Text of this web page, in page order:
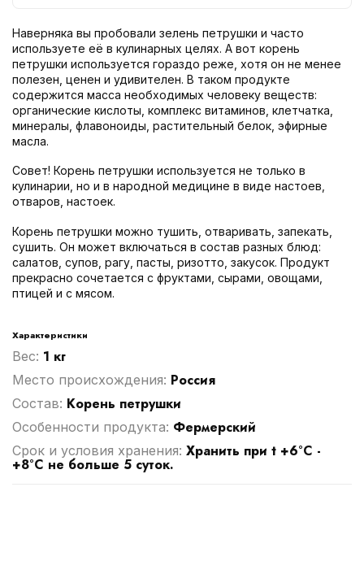
Наверняка вы пробовали зелень петрушки и часто
используете её в кулинарных целях. А вот корень
петрушки используется гораздо реже, хотя он не менее
полезен, ценен и удивителен. В таком продукте
содержится масса необходимых человеку веществ:
органические кислоты, комплекс витаминов, клетчатка,
минералы, флавоноиды, растительный белок, эфирные
масла.
Совет! Корень петрушки используется не только в
кулинарии, но и в народной медицине в виде настоев,
отваров, настоек.
Корень петрушки можно тушить, отваривать, запекать,
сушить. Он может включаться в состав разных блюд:
салатов, супов, рагу, пасты, ризотто, закусок. Продукт
прекрасно сочетается с фруктами, сырами, овощами,
птицей и с мясом.
Характеристики
Вес: 1 кг
Место происхождения: Россия
Cостав: Корень петрушки
Особенности продукта: Фермерский
Срок и условия хранения: Хранить при t +6°С -
+8°С не больше 5 суток.